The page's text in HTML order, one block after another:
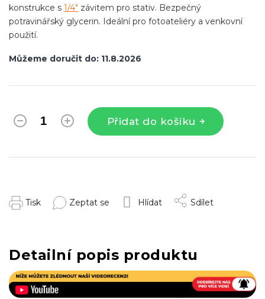
Můžeme doručit do: 11.8.2026
Přidat do košíku
konstrukce s 1/4" závitem pro stativ. Bezpečný
potravinářský glycerin. Ideální pro fotoateliéry a venkovní
použití.
Tisk Zeptat se Hlídat Sdílet
Detailní popis produktu